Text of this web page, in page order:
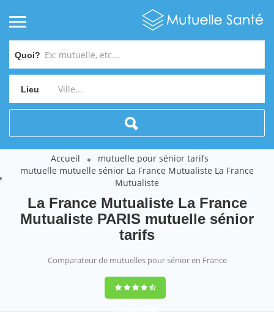
Quoi?
Lieu
Accueil
mutuelle pour sénior tarifs
mutuelle mutuelle sénior La France Mutualiste La France
Mutualiste
La France Mutualiste La France
Mutualiste PARIS mutuelle sénior
tarifs
Comparateur de mutuelles pour sénior en France
9,2(100%)452